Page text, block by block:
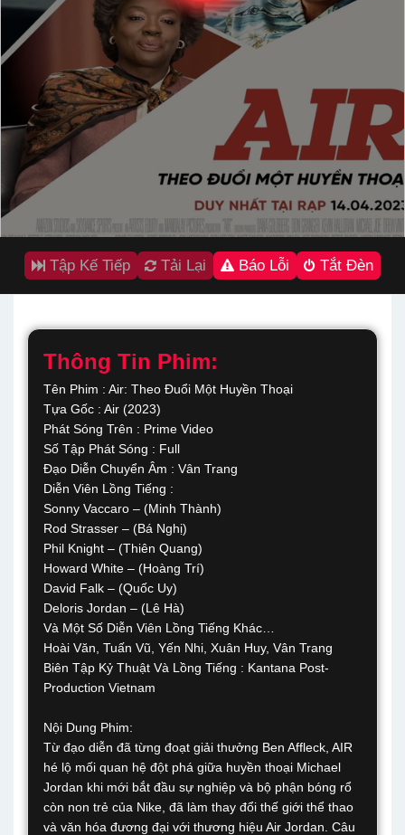
Tập Kế Tiếp Tải Lại Báo Lỗi Tắt Đèn
Thông Tin Phim:
Tên Phim : Air: Theo Đuổi Một Huyền Thoại
Tựa Gốc : Air (2023)
Phát Sóng Trên : Prime Video
Số Tập Phát Sóng : Full
Đạo Diễn Chuyển Âm : Vân Trang
Diễn Viên Lồng Tiếng :
Sonny Vaccaro – (Minh Thành)
Rod Strasser – (Bá Nghị)
Phil Knight – (Thiên Quang)
Howard White – (Hoàng Trí)
David Falk – (Quốc Uy)
Deloris Jordan – (Lê Hà)
Và Một Số Diễn Viên Lồng Tiếng Khác…
Hoài Văn, Tuấn Vũ, Yến Nhi, Xuân Huy, Vân Trang
Biên Tập Kỷ Thuật Và Lồng Tiếng : Kantana Post-
Production Vietnam
Nội Dung Phim:
Từ đạo diễn đã từng đoạt giải thưởng Ben Affleck, AIR
hé lộ mối quan hệ đột phá giữa huyền thoại Michael
Jordan khi mới bắt đầu sự nghiệp và bộ phận bóng rổ
còn non trẻ của Nike, đã làm thay đổi thế giới thể thao
và văn hóa đương đại với thương hiệu Air Jordan. Câu